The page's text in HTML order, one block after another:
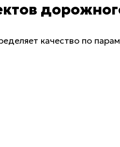
качество по